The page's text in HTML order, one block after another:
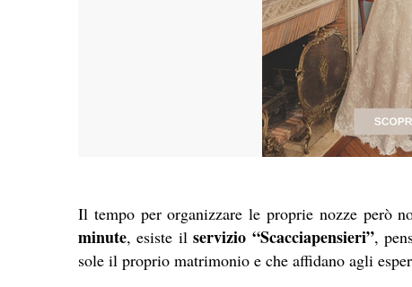
Il tempo per organizzare le proprie nozze però
minute, esiste ilservizio “Scacciapensieri”,
sole il proprio matrimonio e che affidano agli